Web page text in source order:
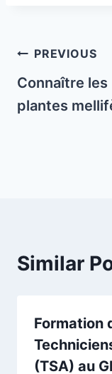
Post
navigation
PREVIOUS
Connaître les
plantes
Similar
Formation
(TSA) au